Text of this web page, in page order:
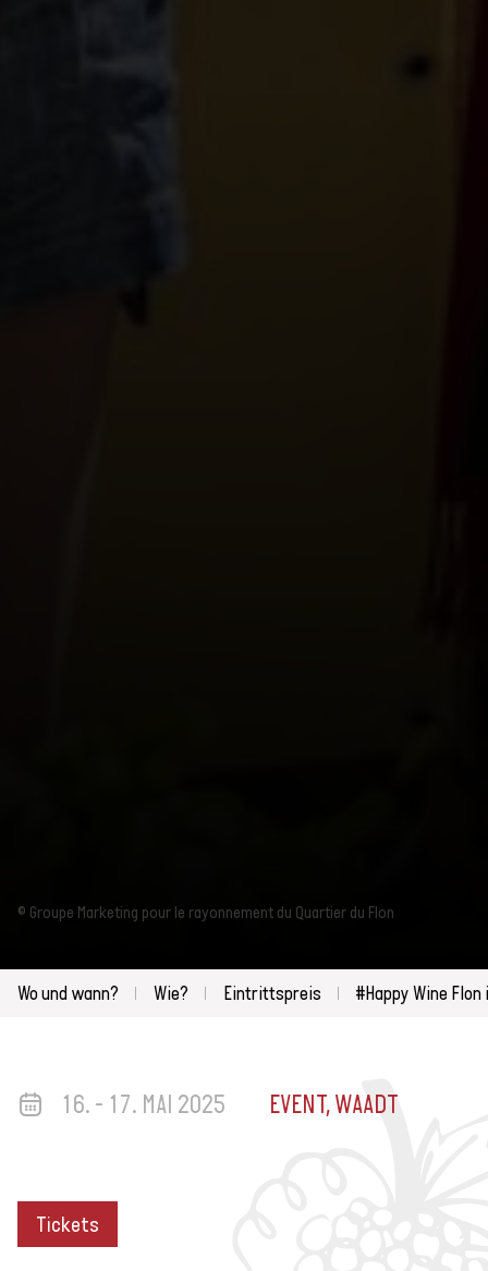
© Groupe Marketing pour le rayonnement du Quartier du Flon
Wo und wann? Wie? Eintrittspreis #Happy Wine
16. - 17. MAI 2025 EVENT, WAADT
Tickets